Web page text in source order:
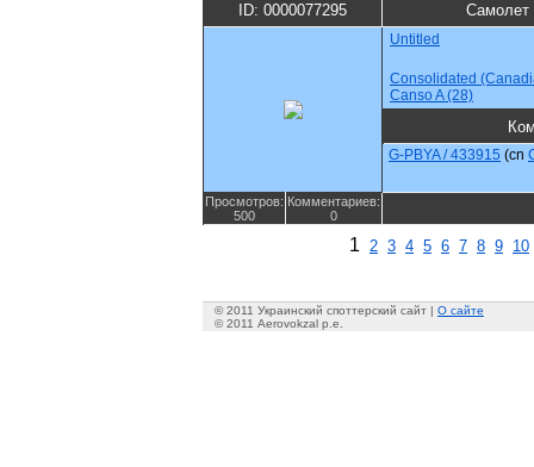
ID: 0000077295 Самолет
Untitled
Consolidated
Canso A (28)
G-PBYA / 433915 (cn
Просмотров:
500
Комментариев:
0
1 2 3 4 5 6 7 8 9 10
© 2011 Украинский споттерский сайт | О сайте
© 2011 Aerovokzal p.e.